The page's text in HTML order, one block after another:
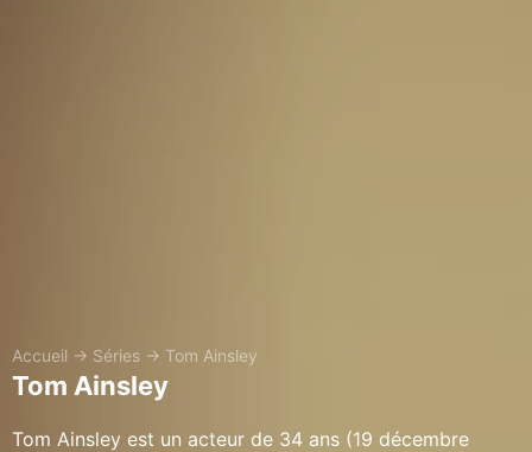
Accueil → Séries → Tom Ainsley
Tom Ainsley
Tom Ainsley est un acteur de 34 ans (19 décembre